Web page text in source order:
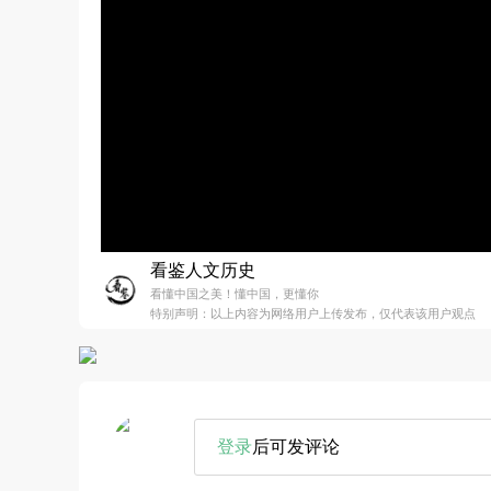
看鉴人文历史
看懂中国之美！懂中国，更懂你
特别声明：以上内容为网络用户上传发布，仅代表该用户观点
登录后可发评论